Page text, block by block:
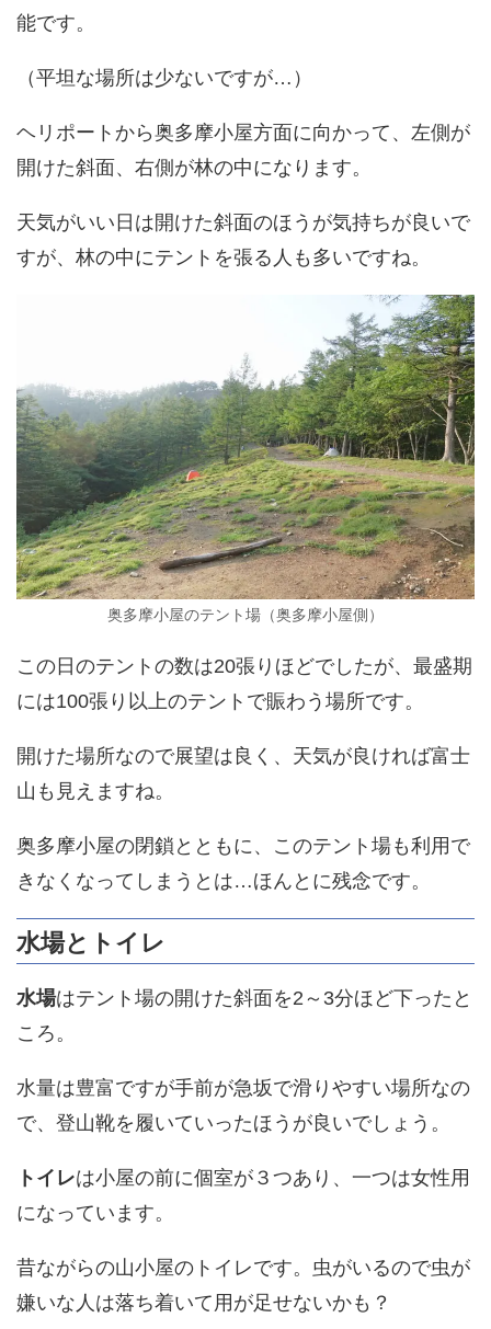
能です。
（平坦な場所は少ないですが…）
ヘリポートから奥多摩小屋方面に向かって、左側が
開けた斜面、右側が林の中になります。
天気がいい日は開けた斜面のほうが気持ちが良いで
すが、林の中にテントを張る人も多いですね。
奥多摩小屋のテント場（奥多摩小屋側）
この日のテントの数は20張りほどでしたが、最盛期
には100張り以上のテントで賑わう場所です。
開けた場所なので展望は良く、天気が良ければ富士
山も見えますね。
奥多摩小屋の閉鎖とともに、このテント場も利用で
きなくなってしまうとは…ほんとに残念です。
水場とトイレ
水場はテント場の開けた斜面を2～3分ほど下ったと
ころ。
水量は豊富ですが手前が急坂で滑りやすい場所なの
で、登山靴を履いていったほうが良いでしょう。
トイレは小屋の前に個室が３つあり、一つは女性用
になっています。
昔ながらの山小屋のトイレです。虫がいるので虫が
嫌いな人は落ち着いて用が足せないかも？